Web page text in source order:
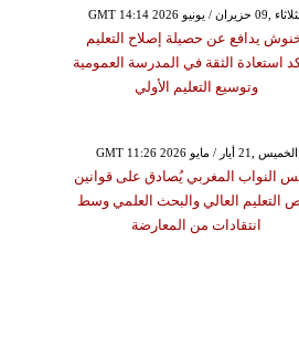
GMT 14:14 2026 الثلاثاء ,09 حزيران / يونيو
يدافع عن حصيلة إصلاح التعليم
استعادة الثقة في المدرسة العمومية
وتوسيع التعليم الأولي
GMT 11:26 2026 الخميس ,21 أيار / مايو
النواب المغربي يُصادق على قوانين
التعليم العالي والبحث العلمي وسط
انتقادات من المعارضة